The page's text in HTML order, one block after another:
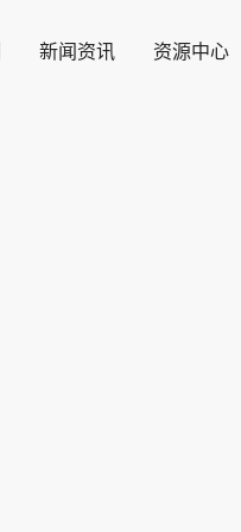
新闻资讯 资源中心